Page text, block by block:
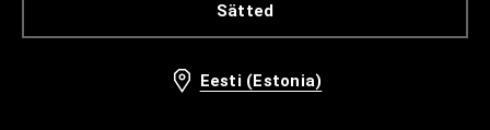
Sätted
Eesti (Estonia)